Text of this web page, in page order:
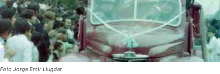
Foto Jorge Emir Llugdar